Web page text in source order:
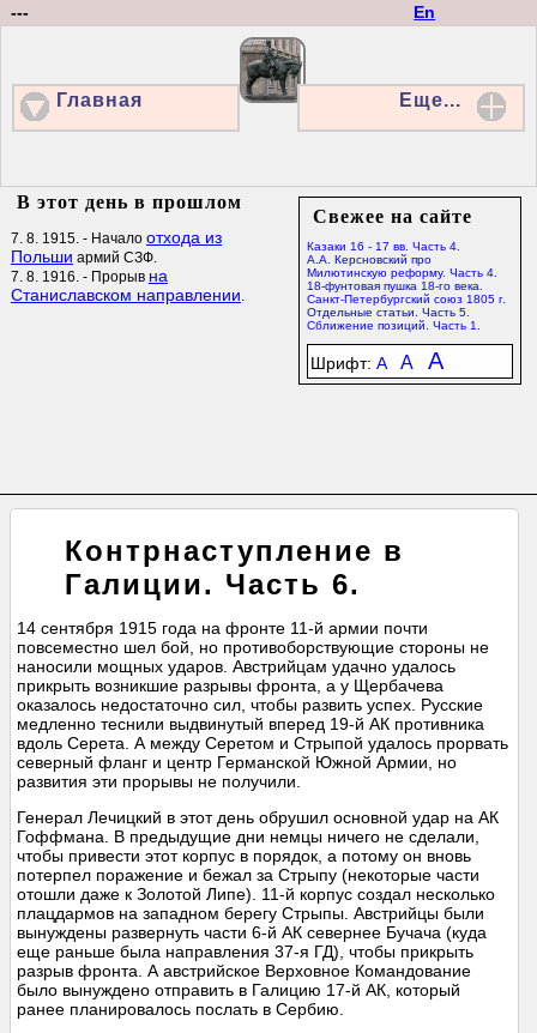
En
---
Главная Еще...
Свежее на сайте
Казаки 16 - 17 вв. Часть 4.
А.А. Керсновский про
Милютинскую реформу. Часть 4.
18-фунтовая пушка 18-го века.
Санкт-Петербургский союз 1805 г.
Отдельные статьи. Часть 5.
Сближение позиций. Часть 1.
Шрифт: A A A
В этот день в прошлом
7. 8. 1915. - Начало отхода из
Польши армий СЗФ.
7. 8. 1916. - Прорыв на
Станиславском направлении.
Контрнаступление в
Галиции. Часть 6.
14 сентября 1915 года на фронте 11-й армии почти
повсеместно шел бой, но противоборствующие стороны не
наносили мощных ударов. Австрийцам удачно удалось
прикрыть возникшие разрывы фронта, а у Щербачева
оказалось недостаточно сил, чтобы развить успех. Русские
медленно теснили выдвинутый вперед 19-й АК противника
вдоль Серета. А между Серетом и Стрыпой удалось прорвать
северный фланг и центр Германской Южной Армии, но
развития эти прорывы не получили.
Генерал Лечицкий в этот день обрушил основной удар на АК
Гоффмана. В предыдущие дни немцы ничего не сделали,
чтобы привести этот корпус в порядок, а потому он вновь
потерпел поражение и бежал за Стрыпу (некоторые части
отошли даже к Золотой Липе). 11-й корпус создал несколько
плацдармов на западном берегу Стрыпы. Австрийцы были
вынуждены развернуть части 6-й АК севернее Бучача (куда
еще раньше была направления 37-я ГД), чтобы прикрыть
разрыв фронта. А австрийское Верховное Командование
было вынуждено отправить в Галицию 17-й АК, который
ранее планировалось послать в Сербию.